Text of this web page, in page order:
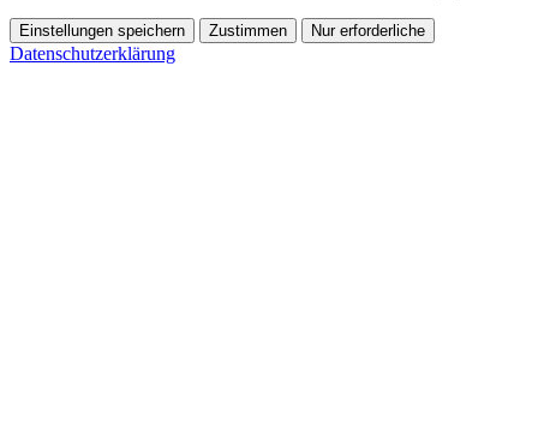
Einstellungen speichern Zustimmen Nur erforderliche
Datenschutzerklärung